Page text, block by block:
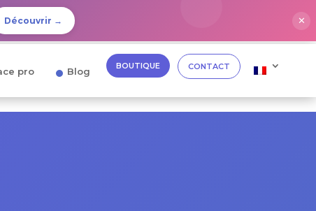
Découvrir → ✕
pro Blog BOUTIQUE CONTACT